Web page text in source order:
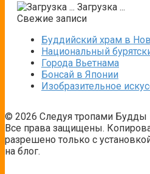
Загрузка ...
Свежие записи
Буддийский храм в
Национальный
Города Вьетнама
Бонсай в Японии
Изобразительное
© 2026 Следуя тропами Будды
Все права защищены.
разрешено только с
на блог.